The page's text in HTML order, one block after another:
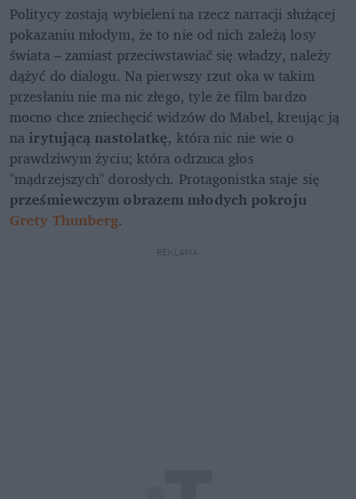
Politycy zostają wybieleni na rzecz narracji służącej
pokazaniu młodym, że to nie od nich zależą losy
świata – zamiast przeciwstawiać się władzy, należy
dążyć do dialogu. Na pierwszy rzut oka w takim
przesłaniu nie ma nic złego, tyle że film bardzo
mocno chce zniechęcić widzów do Mabel, kreując ją
na irytującą nastolatkę, która nic nie wie o
prawdziwym życiu; która odrzuca głos
prześmiewczym obrazem młodych pokroju
Grety Thunberg.
REKLAMA